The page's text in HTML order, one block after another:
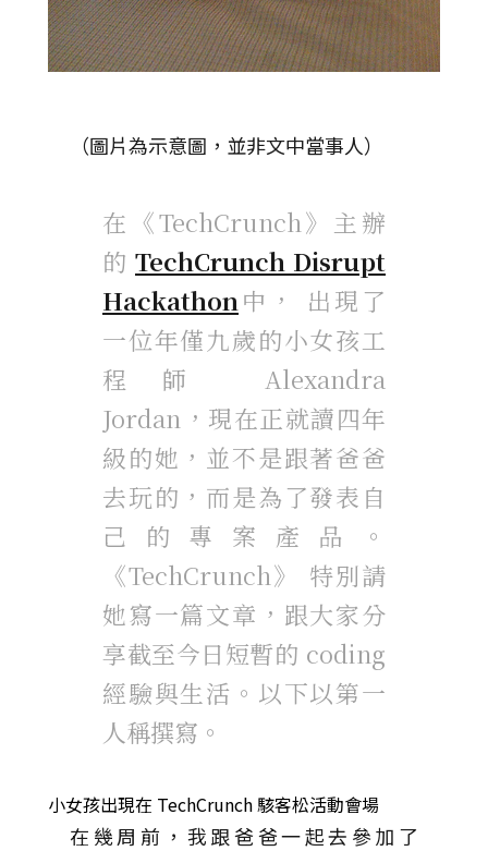
（圖片為示意圖，並非文中當事人）
在《TechCrunch》主辦
的 TechCrunch Disrupt
Hackathon 中， 出現了
一位年僅九歲的小女孩工
程師 Alexandra
Jordan，現在正就讀四年
級的她，並不是跟著爸爸
去玩的，而是為了發表自
己的專案產品。
《TechCrunch》 特別請
她寫一篇文章，跟大家分
享截至今日短暫的 coding
經驗與生活。以下以第一
人稱撰寫。
小女孩出現在 TechCrunch 駭客松活動會場
在幾周前，我跟爸爸一起去參加了